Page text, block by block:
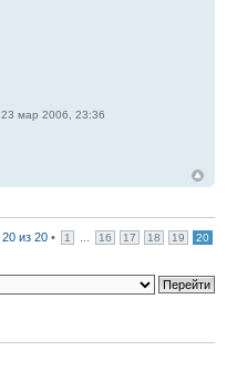
23 мар 2006, 23:36
20 из 20 • 1 16 17 18 19 20